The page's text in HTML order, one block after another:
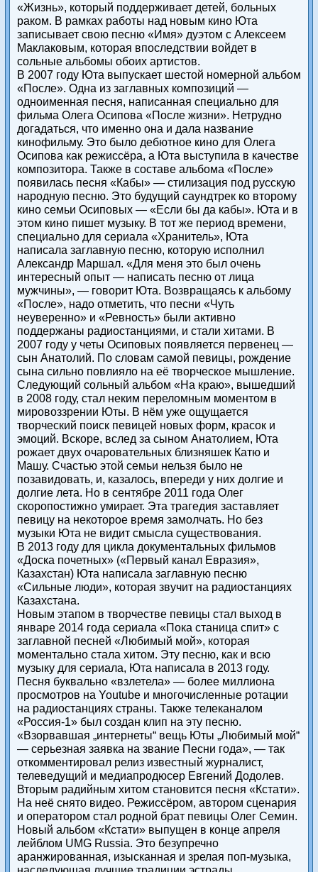
«Жизнь», который поддерживает детей, больных
раком. В рамках работы над новым кино Юта
записывает свою песню «Имя» дуэтом с Алексеем
Маклаковым, которая впоследствии войдет в
сольные альбомы обоих артистов.
В 2007 году Юта выпускает шестой номерной альбом
«После». Одна из заглавных композиций —
одноименная песня, написанная специально для
фильма Олега Осипова «После жизни». Нетрудно
догадаться, что именно она и дала название
кинофильму. Это было дебютное кино для Олега
Осипова как режиссёра, а Юта выступила в качестве
композитора. Также в составе альбома «После»
появилась песня «Кабы» — стилизация под русскую
народную песню. Это будущий саундтрек ко второму
кино семьи Осиповых — «Если бы да кабы». Юта и в
этом кино пишет музыку. В тот же период времени,
специально для сериала «Хранитель», Юта
написала заглавную песню, которую исполнил
Александр Маршал. «Для меня это был очень
интересный опыт — написать песню от лица
мужчины», — говорит Юта. Возвращаясь к альбому
«После», надо отметить, что песни «Чуть
неуверенно» и «Ревность» были активно
поддержаны радиостанциями, и стали хитами. В
2007 году у четы Осиповых появляется первенец —
сын Анатолий. По словам самой певицы, рождение
сына сильно повлияло на её творческое мышление.
Следующий сольный альбом «На краю», вышедший
в 2008 году, стал неким переломным моментом в
мировоззрении Юты. В нём уже ощущается
творческий поиск певицей новых форм, красок и
эмоций. Вскоре, вслед за сыном Анатолием, Юта
рожает двух очаровательных близняшек Катю и
Машу. Счастью этой семьи нельзя было не
позавидовать, и, казалось, впереди у них долгие и
долгие лета. Но в сентябре 2011 года Олег
скоропостижно умирает. Эта трагедия заставляет
певицу на некоторое время замолчать. Но без
музыки Юта не видит смысла существования.
В 2013 году для цикла документальных фильмов
«Доска почетных» («Первый канал Евразия»,
Казахстан) Юта написала заглавную песню
«Сильные люди», которая звучит на радиостанциях
Казахстана.
Новым этапом в творчестве певицы стал выход в
январе 2014 года сериала «Пока станица спит» с
заглавной песней «Любимый мой», которая
моментально стала хитом. Эту песню, как и всю
музыку для сериала, Юта написала в 2013 году.
Песня буквально «взлетела» — более миллиона
просмотров на Youtube и многочисленные ротации
на радиостанциях страны. Также телеканалом
«Россия-1» был создан клип на эту песню.
«Взорвавшая „интернеты“ вещь Юты „Любимый мой“
— серьезная заявка на звание Песни года», — так
откомментировал релиз известный журналист,
телеведущий и медиапродюсер Евгений Додолев.
Вторым радийным хитом становится песня «Кстати».
На неё снято видео. Режиссёром, автором сценария
и оператором стал родной брат певицы Олег Семин.
Новый альбом «Кстати» выпущен в конце апреля
лейблом UMG Russia. Это безупречно
аранжированная, изысканная и зрелая поп-музыка,